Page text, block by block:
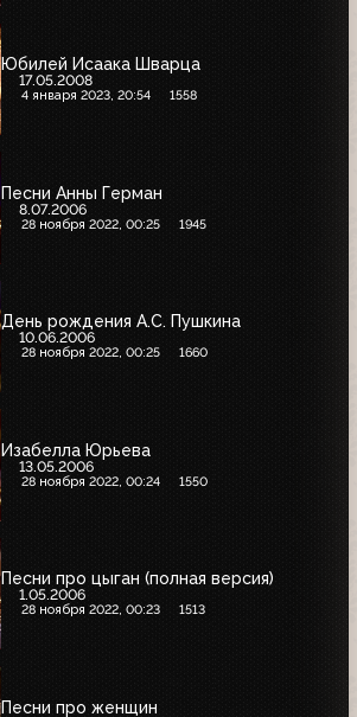
Юбилей Исаака Шварца
17.05.2008
4 января 2023, 20:54 1558
Песни Анны Герман
8.07.2006
28 ноября 2022, 00:25 1945
День рождения А.С. Пушкина
10.06.2006
28 ноября 2022, 00:25 1660
Изабелла Юрьева
13.05.2006
28 ноября 2022, 00:24 1550
Песни про цыган (полная версия)
1.05.2006
28 ноября 2022, 00:23 1513
Песни про женщин